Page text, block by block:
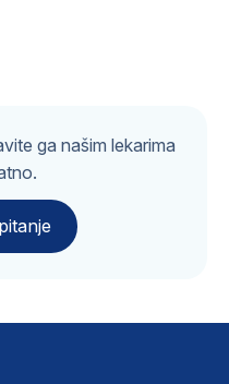
ga našim lekarima